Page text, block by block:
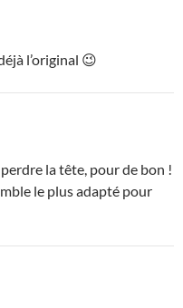
l’original 😉
la tête, pour de bon !
le plus adapté pour